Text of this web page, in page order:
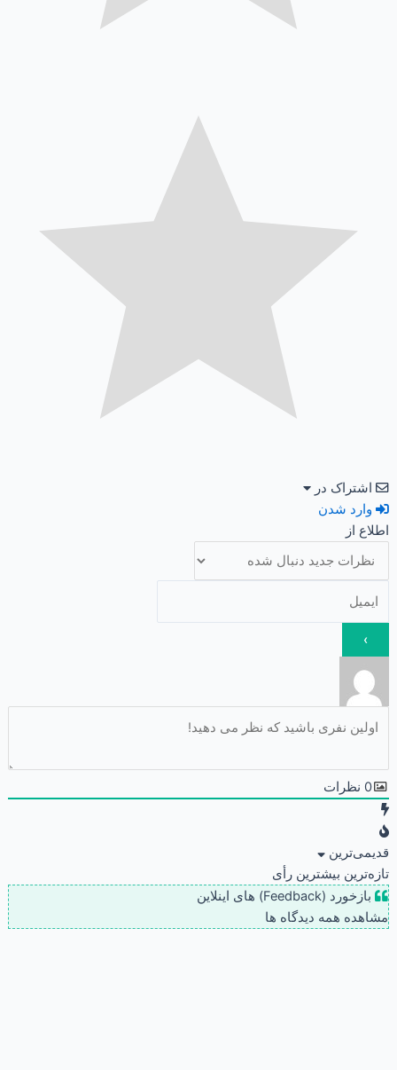
اشتراک در
وارد شدن
اطلاع از
0 نظرات
قدیمی‌ترین
تازه‌ترین بیشترین رأی
بازخورد (Feedback) های اینلاین
مشاهده همه دیدگاه ها